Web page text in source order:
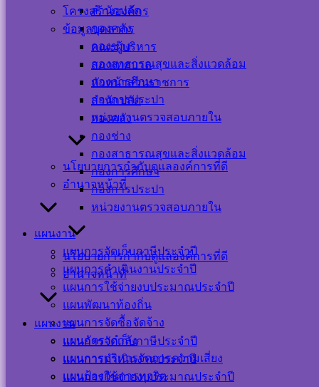
สำนักปลัด
กองคลัง
กองช่าง
กองสาธารณสุขและสิ่งแวดล้อม
กองการศึกษา
กองการประปา
หน่วยงานตรวจสอบภายใน
นโยบายการกำกับดูแลองค์การที่ดี
อำนาจหน้าที่
แผนงาน
แผนการจัดเก็บภาษีประจำปี
แผนการดำเนินงานประจำปี
แผนการใช้จ่ายงบประมาณประจำปี
แผนพัฒนาท้องถิ่น
แผนการจัดซื้อจัดจ้าง
แผนอัตรากำลัง
แผนการบริหารจัดการความเสี่ยง
แผนป้องกันการทุจริต
โครงสร้างองค์กร
ข้อมูลบุคลากร
คณะผู้บริหาร
สภาเทศบาล
หัวหน้าส่วนราชการ
สำนักปลัด
กองคลัง
กองช่าง
กองสาธารณสุขและสิ่งแวดล้อม
กองการศึกษา
กองการประปา
หน่วยงานตรวจสอบภายใน
นโยบายการกำกับดูแลองค์การที่ดี
อำนาจหน้าที่
แผนงาน
แผนการจัดเก็บภาษีประจำปี
แผนการดำเนินงานประจำปี
แผนการใช้จ่ายงบประมาณประจำปี
ประชาสัมพันธ์
Visitor Counter
Users Today : 6
Users This Year :
Total Users : 39455
Who's Online : 0
Your IP Address :
Powered ByWPS Visitor
เครือข่าย